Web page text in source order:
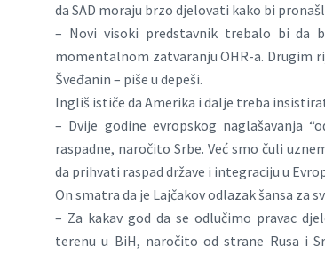
da SAD moraju brzo djelovati kako bi
– Novi visoki predstavnik trebalo bi da
momentalnom zatvaranju OHR-a. Drugim
Šveđanin – piše u depeši.
Ingliš ističe da Amerika i dalje treba
– Dvije godine evropskog naglašavanja
raspadne, naročito Srbe. Već smo čuli
da prihvati raspad države i integraciju u
On smatra da je Lajčakov odlazak šansa za
– Za kakav god da se odlučimo pravac
terenu u BiH, naročito od strane Rusa i